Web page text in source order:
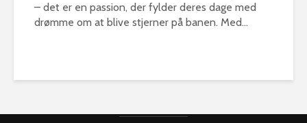
– det er en passion, der fylder deres dage med
drømme om at blive stjerner på banen. Med...